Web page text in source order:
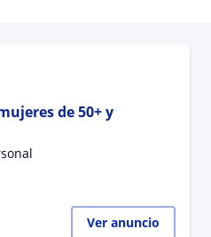
de 50+ y
Ver anuncio